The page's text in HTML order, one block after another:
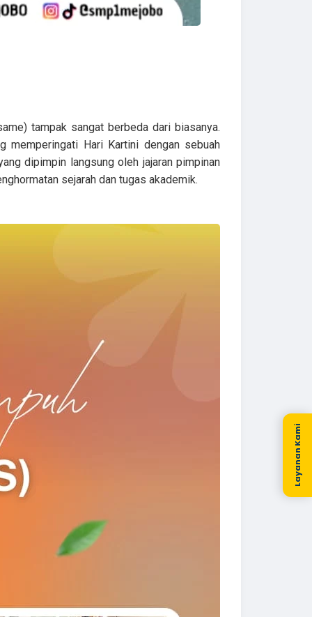
tampak sangat berbeda dari biasanya.
memperingati Hari Kartini dengan sebuah
dipimpin langsung oleh jajaran pimpinan
sejarah dan tugas akademik.
Layanan Kami